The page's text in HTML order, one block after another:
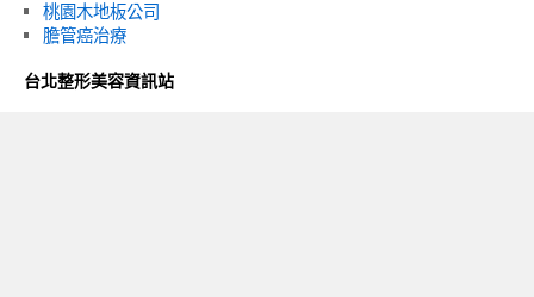
桃園木地板公司
膽管癌治療
台北整形美容資訊站